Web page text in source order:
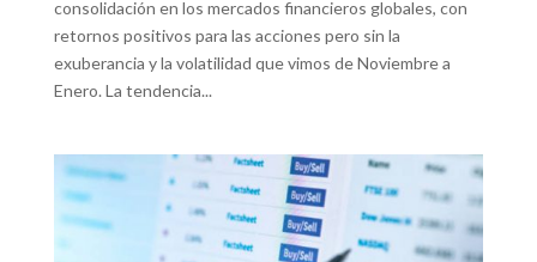
consolidación en los mercados financieros globales, con
retornos positivos para las acciones pero sin la
exuberancia y la volatilidad que vimos de Noviembre a
Enero. La tendencia...